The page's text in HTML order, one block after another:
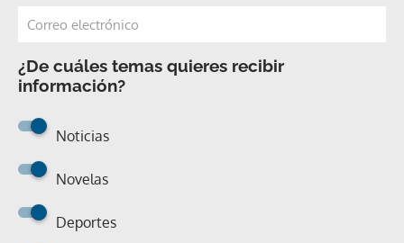
¿De cuáles temas quieres recibir
información?
Noticias
Novelas
Deportes